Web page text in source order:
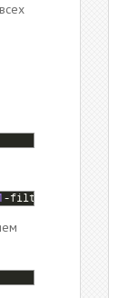
-filtered